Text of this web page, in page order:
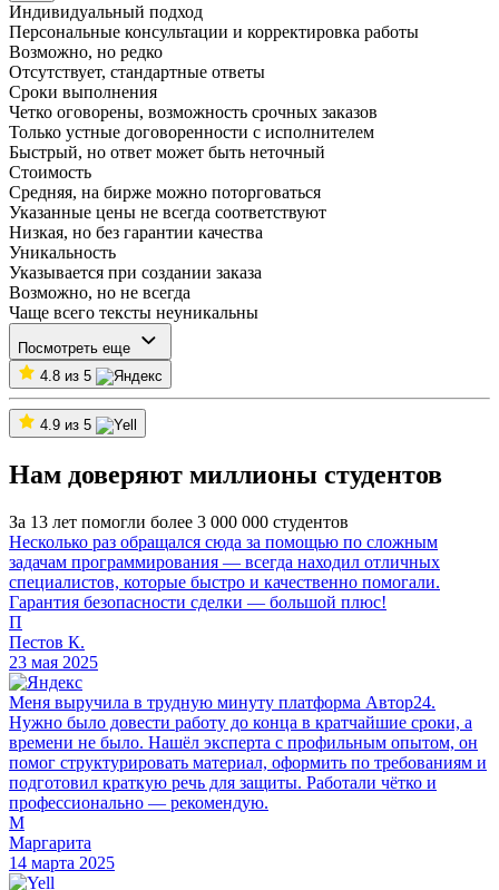
Индивидуальный подход
Персональные консультации и корректировка работы
Возможно, но редко
Отсутствует, стандартные ответы
Сроки выполнения
Четко оговорены, возможность срочных заказов
Только устные договоренности с исполнителем
Быстрый, но ответ может быть неточный
Стоимость
Средняя, на бирже можно поторговаться
Указанные цены не всегда соответствуют
Низкая, но без гарантии качества
Уникальность
Указывается при создании заказа
Возможно, но не всегда
Чаще всего тексты неуникальны
Посмотреть еще
4.8 из 5
4.9 из 5
Нам доверяют миллионы студентов
За 13 лет помогли более 3 000 000 студентов
Несколько раз обращался сюда за помощью по сложным
задачам программирования — всегда находил отличных
специалистов, которые быстро и качественно помогали.
Гарантия безопасности сделки — большой плюс!
П
Пестов К.
23 мая 2025
Меня выручила в трудную минуту платформа Автор24.
Нужно было довести работу до конца в кратчайшие сроки, а
времени не было. Нашёл эксперта с профильным опытом, он
помог структурировать материал, оформить по требованиям и
подготовил краткую речь для защиты. Работали чётко и
профессионально — рекомендую.
М
Маргарита
14 марта 2025